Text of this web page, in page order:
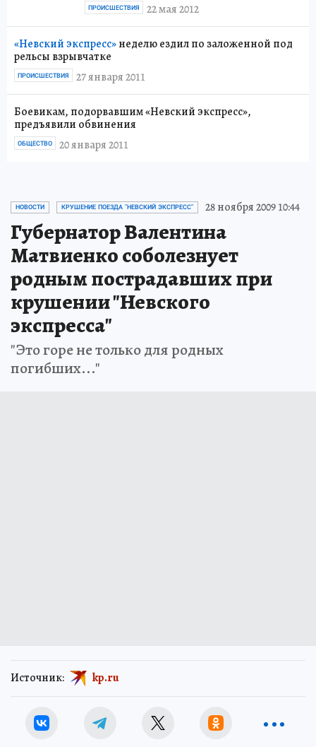
22 мая 2012
ПРОИСШЕСТВИЯ
«Невский экспресс»неделю ездил по заложенной под
рельсы взрывчатке
27 января 2011
ПРОИСШЕСТВИЯ
Боевикам, подорвавшим «Невский экспресс»,
предъявили обвинения
20 января 2011
ОБЩЕСТВО
НОВОСТИ КРУШЕНИЕ ПОЕЗДА "НЕВСКИЙ ЭКСПРЕСС" 28 ноября 2009 10:44
Губернатор Валентина
Матвиенко соболезнует
родным пострадавших при
крушении "Невского
экспресса"
"Это горе не только для родных
погибших..."
Источник: kp.ru